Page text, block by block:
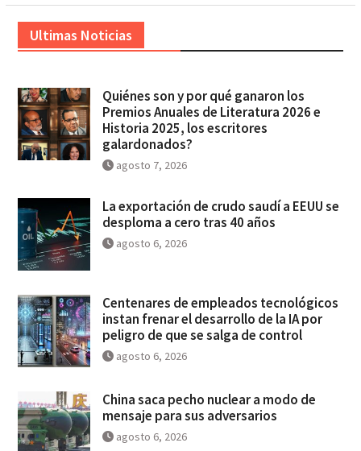
Ultimas Noticias
Quiénes son y por qué ganaron los
Premios Anuales de Literatura 2026 e
Historia 2025, los escritores
galardonados?
agosto 7, 2026
La exportación de crudo saudí a EEUU se
desploma a cero tras 40 años
agosto 6, 2026
Centenares de empleados tecnológicos
instan frenar el desarrollo de la IA por
peligro de que se salga de control
agosto 6, 2026
China saca pecho nuclear a modo de
mensaje para sus adversarios
agosto 6, 2026